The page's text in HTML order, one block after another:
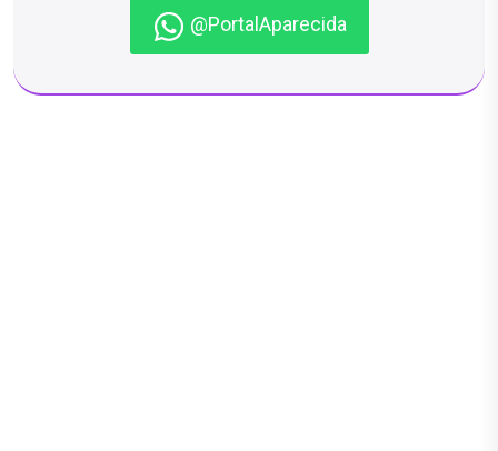
@PortalAparecida